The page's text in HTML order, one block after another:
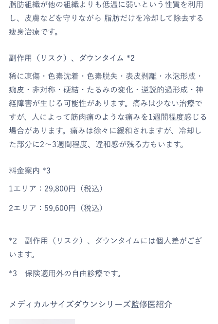
脂肪組織が他の組織よりも低温に弱いという性質を利用
し、皮膚などを守りながら 脂肪だけを冷却して除去する
痩身治療です。
副作用（リスク）、ダウンタイム *2
稀に凍傷・色素沈着・色素脱失・表皮剥離・水泡形成・
痂皮・非対称・硬結・たるみの変化・逆説的過形成・神
経障害が生じる可能性があります。痛みは少ない治療で
すが、人によって筋肉痛のような痛みを1週間程度感じる
場合があります。痛みは徐々に緩和されますが、冷却し
た部分に2〜3週間程度、違和感が残る方もいます。
料金案内 *3
1エリア：29,800円（税込）
2エリア：59,600円（税込）
*2 副作用（リスク）、ダウンタイムには個人差がござ
います。
*3 保険適用外の自由診療です。
メディカルサイズダウンシリーズ監修医紹介